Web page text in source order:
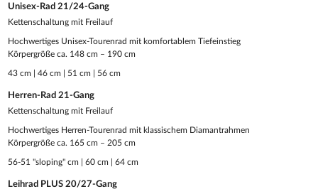
Unisex-Rad 21/24-Gang
Kettenschaltung mit Freilauf
Hochwertiges Unisex-Tourenrad mit komfortablem Tiefeinstieg
Körpergröße ca. 148 cm – 190 cm
43 cm | 46 cm | 51 cm | 56 cm
Herren-Rad 21-Gang
Kettenschaltung mit Freilauf
Hochwertiges Herren-Tourenrad mit klassischem Diamantrahmen
Körpergröße ca. 165 cm – 205 cm
56-51 "sloping" cm | 60 cm | 64 cm
Leihrad PLUS 20/27-Gang